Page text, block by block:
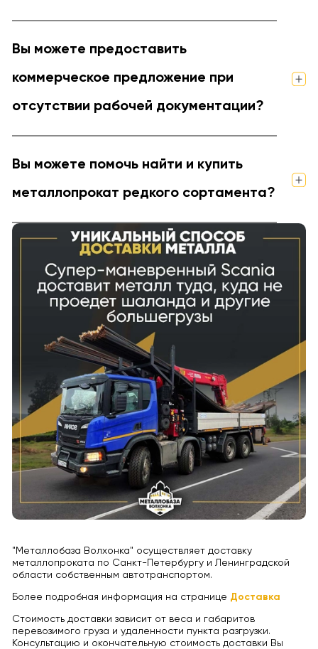
Вы можете предоставить
коммерческое предложение при
отсутствии рабочей документации?
Вы можете помочь найти и купить
металлопрокат редкого сортамента?
"Металлобаза Волхонка" осуществляет доставку
металлопроката по Санкт-Петербургу и Ленинградской
области собственным автотранспортом.
Более подробная информация на странице Доставка
Стоимость доставки зависит от веса и габаритов
перевозимого груза и удаленности пункта разгрузки.
Консультацию и окончательную стоимость доставки Вы